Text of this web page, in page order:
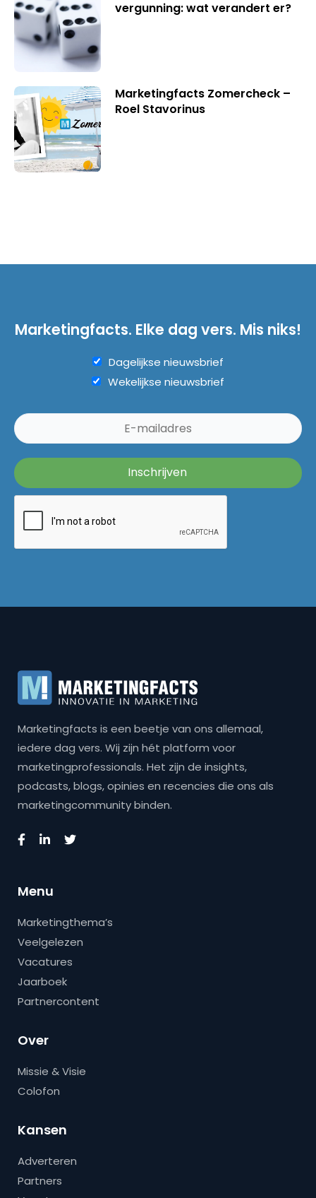
vergunning: wat verandert er?
Marketingfacts Zomercheck –
Roel Stavorinus
Marketingfacts. Elke dag vers. Mis niks!
Dagelijkse nieuwsbrief
Wekelijkse nieuwsbrief
Marketingfacts is een beetje van ons allemaal,
iedere dag vers. Wij zijn hét platform voor
marketingprofessionals. Het zijn de insights,
podcasts, blogs, opinies en recencies die ons als
marketingcommunity binden.
Menu
Marketingthema’s
Veelgelezen
Vacatures
Jaarboek
Partnercontent
Over
Missie & Visie
Colofon
Kansen
Adverteren
Partners